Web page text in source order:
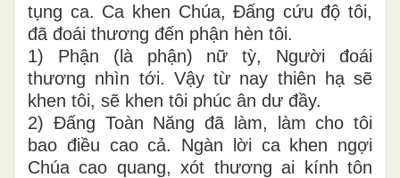
tụng ca. Ca khen Chúa, Đấng cứu độ tôi,
đã đoái thương đến phận hèn tôi.
1) Phận (là phận) nữ tỳ, Người đoái
thương nhìn tới. Vậy từ nay thiên hạ sẽ
khen tôi, sẽ khen tôi phúc ân dư đầy.
2) Đấng Toàn Năng đã làm, làm cho tôi
bao điều cao cả. Ngàn lời ca khen ngợi
Chúa cao quang, xót thương ai kính tôn